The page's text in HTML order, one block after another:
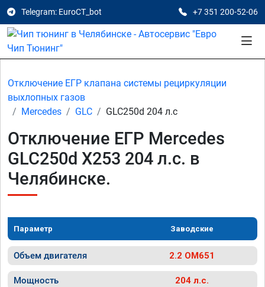
Telegram: EuroCT_bot +7 351 200-52-06
Отключение ЕГР клапана системы рециркуляции
выхлопных газов
Mercedes
GLC GLC250d 204 л.с
Отключение ЕГР Mercedes
GLC250d X253 204 л.с. в
Челябинске.
Параметр Заводские
Объем двигателя 2.2 OM651
Мощность 204 л.с.